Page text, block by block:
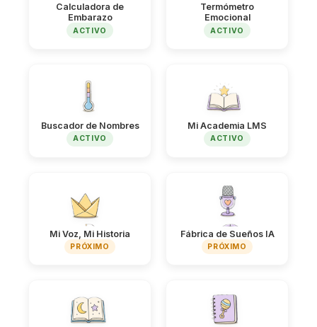
Calculadora de
Embarazo
ACTIVO
Termómetro
Emocional
ACTIVO
Buscador de Nombres
ACTIVO
Mi Academia LMS
ACTIVO
Mi Voz, Mi Historia
PRÓXIMO
Fábrica de Sueños IA
PRÓXIMO